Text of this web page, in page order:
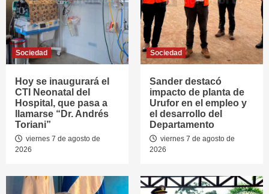
Sociedad
Hoy se inaugurará el
CTI Neonatal del
Hospital, que pasa a
llamarse “Dr. Andrés
Toriani”
viernes 7 de agosto de
2026
Sociedad
Sander destacó
impacto de planta de
Urufor en el empleo y
el desarrollo del
Departamento
viernes 7 de agosto de
2026